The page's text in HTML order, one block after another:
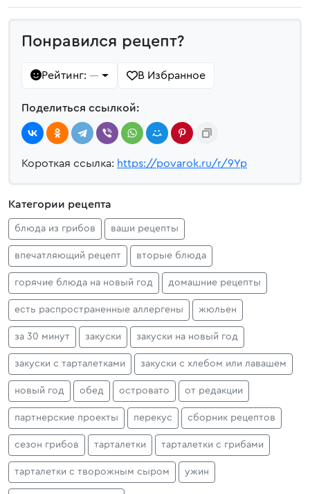
Понравился рецепт?
Рейтинг: — В Избранное
Поделиться ссылкой:
Короткая ссылка: https://povarok.ru/r/9Yp
Категории рецепта
блюда из грибов ваши рецепты
впечатляющий рецепт вторые блюда
горячие блюда на новый год домашние рецепты
есть распространенные аллергены жюльен
за 30 минут закуски закуски на новый год
закуски с тарталетками закуски с хлебом или лавашем
новый год обед островато от редакции
партнерские проекты перекус сборник рецептов
сезон грибов тарталетки тарталетки с грибами
тарталетки с творожным сыром ужин